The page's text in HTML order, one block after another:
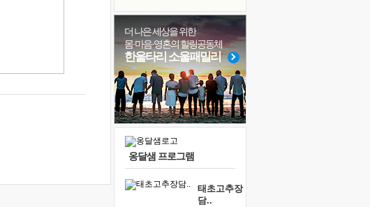
꿈이 실제가 되는 것
'말 타는 법'을 먼저
졸업식 사진을 보며
극심한 변비, 어깨결림, 수면 장애
아픈 아버지를 위한 공간 설계
보고 싶은 어머니
유년 시절의 부산 영도 바다
못된 꼰대들
거울 속의 나
#사람
#면역력
#다짐
#위기
#삶 #나눔
#극복
#링컨학교
#선택
#유튜브
#친구
#독서캠프
#건강
더 나은 세상을 위한
몸·마음·영혼의 힐링공동체
한울타리 소울패밀리
옹달샘 프로그램
태초고추장
담..